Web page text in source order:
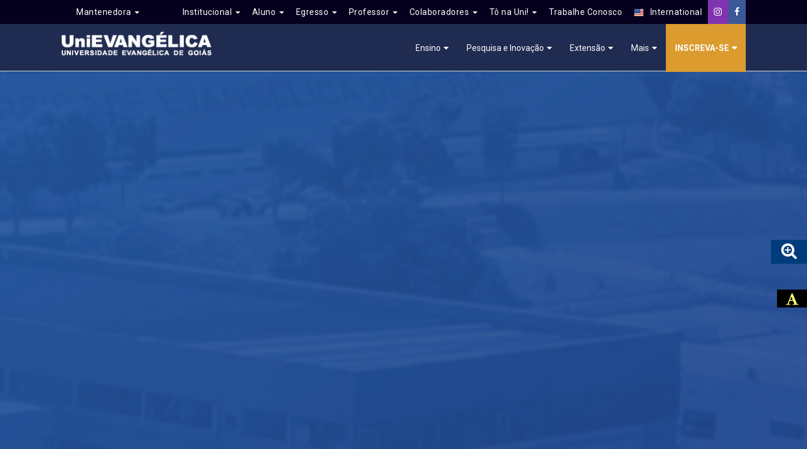
Mantenedora Institucional Aluno Egresso Professor Colaboradores Tô na Uni! Trabalhe Conosco International
Ensino Pesquisa e Inovação Extensão Mais INSCREVA-SE